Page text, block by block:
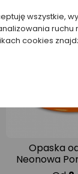
Opaska
Neonowa
wszystkie,
ruchu
cookies